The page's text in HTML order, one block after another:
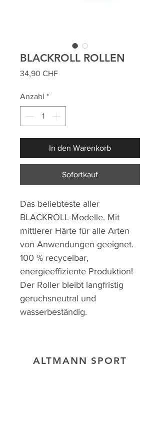
BLACKROLL ROLLEN
34,90 CHFPreis
Anzahl *
In den Warenkorb
Sofortkauf
Das beliebteste aller
BLACKROLL-Modelle. Mit
mittlerer Härte für alle Arten
von Anwendungen geeignet.
100 % recycelbar,
energieeffiziente Produktion!
Der Roller bleibt langfristig
geruchsneutral und
wasserbeständig.
ALTMANN SPORT